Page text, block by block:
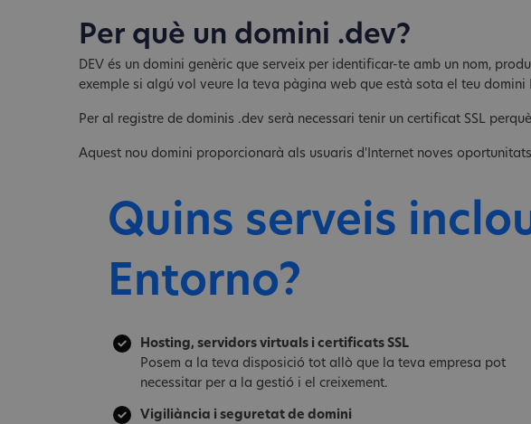
Per què un domini .dev?
DEV és un domini genèric que serveix per identificar-te amb un nom,
exemple si algú vol veure la teva pàgina web que està sota el teu
Per al registre de dominis .dev serà necessari tenir un certificat SSL
Aquest nou domini proporcionarà als usuaris d'Internet noves
Quins serveis
Entorno?
Hosting, servidors virtuals i certificats SSL
Posem a la teva disposició tot allò que la teva empresa pot
necessitar per a la gestió i el creixement.
Vigiliància i seguretat de domini